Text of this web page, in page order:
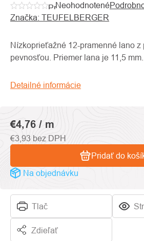
Priemerné
hodnotenie
je
0,0
5
Neohodnotené
Značka: TEUFELBERGER
Nízkoprieťažné 12-pramenné lano z
pevnosťou. Priemer lana je 11,5
Detailné informácie
Tlač
Zdieľať
€4,76 / m
€3,93 bez DPH
Na objednávku
Pridať do